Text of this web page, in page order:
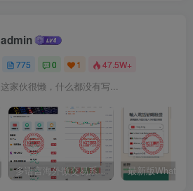
admin
775 0 1 47.5W+
这家伙很懒，什么都没有写...
多语言海外微交易系统源码/虚拟币黄金期货外汇微盘